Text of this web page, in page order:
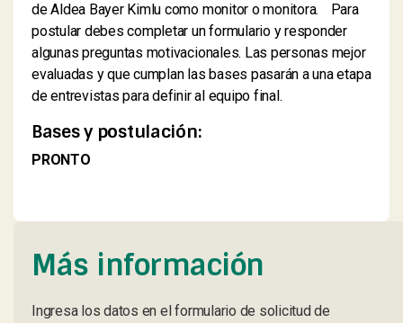
de Aldea Bayer Kimlu como monitor o monitora. Para
postular debes completar un formulario y responder
algunas preguntas motivacionales. Las personas mejor
evaluadas y que cumplan las bases pasarán a una etapa
de entrevistas para definir al equipo final.
Bases y postulación:
PRONTO
Más información
Ingresa los datos en el formulario de solicitud de